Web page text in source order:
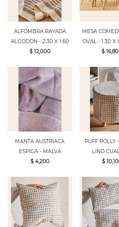
ALFOMBRA RAYADA
ALGODON - 2.30 X 1.60
$ 12,000
MESA
OVAL - 1.30 X
$
MANTA AUSTRIACA
ESPIGA - MALVA
$ 4,200
PUFF POLLY
LINO
$